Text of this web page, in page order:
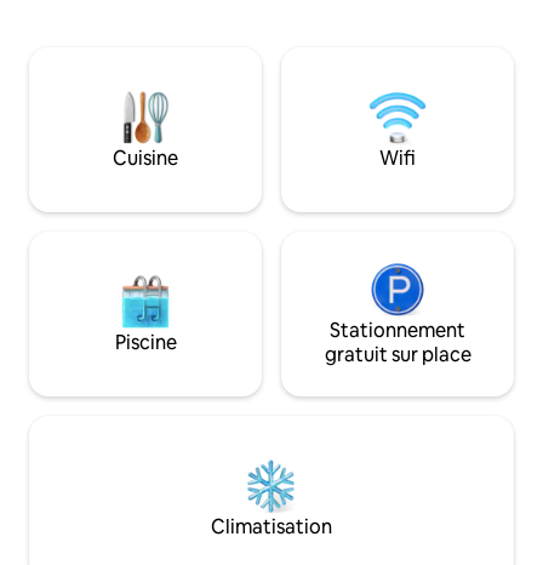
emblématiques de la région, c'est le
refuge idéal pour tous ceux qui
recherchent le confort, la tranquillité et
une expérience véritablement toscane
fantastique entre
10 minutes de la
30 minutes de
manquez pas le
Cuisine Wifi
Piscine
Stationnement
gratuit sur place
Climatisation